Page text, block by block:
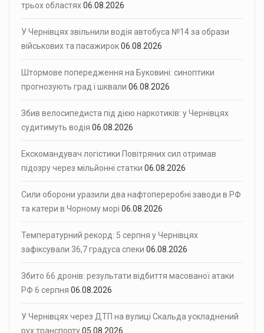
трьох областях06.08.2026
У Чернівцях звільнили водія автобуса №14 за образи
військових та пасажирок06.08.2026
Штормове попередження на Буковині: синоптики
прогнозують град і шквали 06.08.2026
Збив велосипедиста під дією наркотиків: у Чернівцях
судитимуть водія 06.08.2026
Екскомандувач логістики Повітряних сил отримав
підозру через мільйонні статки 06.08.2026
Сили оборони уразили два нафтопереробні заводи в РФ
та катери в Чорному морі 06.08.2026
Температурний рекорд: 5 серпня у Чернівцях
зафіксували 36,7 градуса спеки 06.08.2026
Збито 66 дронів: результати відбиття масованої атаки
РФ 6 серпня 06.08.2026
У Чернівцях через ДТП на вулиці Скальда ускладнений
рух транспорту05.08.2026